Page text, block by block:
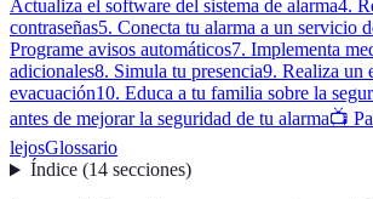
Actualiza el software del sistema de alarma4.
contraseñas5. Conecta tu alarma a un servicio
Programe avisos automáticos7. Implementa
adicionales8. Simula tu presencia9. Realiza un
evacuación10. Educa a tu familia sobre la
antes de mejorar la seguridad de tu alarma📺
lejosGlossario
Índice(14 secciones)